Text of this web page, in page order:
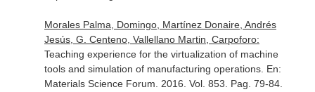
Morales Palma, Domingo, Martínez Donaire, Andrés
Jesús, G. Centeno, Vallellano Martin, Carpoforo:
Teaching experience for the virtualization of machine
tools and simulation of manufacturing operations. En:
Materials Science Forum . 2016. Vol. 853. Pag. 79-84.